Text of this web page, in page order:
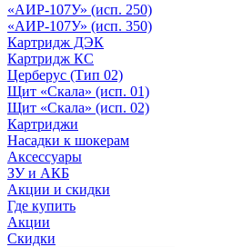
«АИР-107У» (исп. 250)
«АИР-107У» (исп. 350)
Картридж ДЭК
Картридж КС
Церберус (Тип 02)
Щит «Скала» (исп. 01)
Щит «Скала» (исп. 02)
Картриджи
Насадки к шокерам
Аксессуары
ЗУ и АКБ
Акции и скидки
Где купить
Акции
Скидки